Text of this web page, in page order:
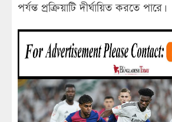
পর্যন্ত প্রক্রিয়াটি দীর্ঘায়িত করতে পারে।